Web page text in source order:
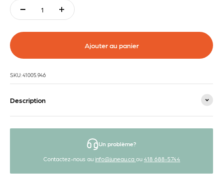
Ajouter au panier
SKU: 41005.946
Description
Un problème?
Contactez-nous au info@juneau.ca ou 418 688-5744